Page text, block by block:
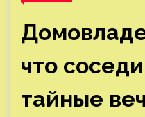
что
тайные